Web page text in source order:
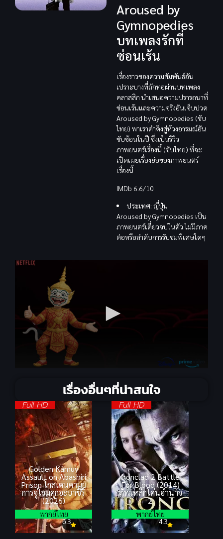
Aroused by
Gymnopedies
บทเพลงรักที่
ซ่อนเร้น
เรื่องราวของความสัมพันธ์อัน
เปราะบางที่ถักทอผ่านบทเพลง
คลาสสิก นำเสนอความปรารถนาที่
ซ่อนเร้นและความจริงอันเจ็บปวด
Aroused by Gymnopedies (ซับ
ไทย) พาเราดำดิ่งสู่ห้วงอารมณ์อัน
ซับซ้อนในปี ซึ่งเป็นรีวิว
ภาพยนตร์เรื่องนี้ (ซับไทย) ที่จะ
เปิดเผยเรื่องย่อของภาพยนตร์
เรื่องนี้
IMDb 6.6/10
ประเทศ: ญี่ปุ่น
Aroused by Gymnopedies เป็น
ภาพยนตร์เดี่ยวจบในตัว ไม่มีภาค
ต่อหรือลำดับการรับชมพิเศษใดๆ
เรื่องอื่นๆที่น่าสนใจ
Full HD
Golden Kamuy
Assault on Abashiri
Prison โกลเดนคามุย
การจู่โจมคุกอะบาชิริ
(2026)
6.3
พากย์ไทย
Full HD
Ironclad 2 Battle
For Blood (2014)
ทัพเหล็กโค่นอำนาจ
2
4.3
พากย์ไทย